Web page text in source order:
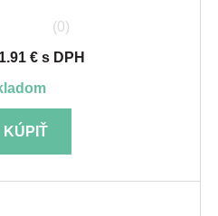
(0)
€ s DPH
KÚPIŤ